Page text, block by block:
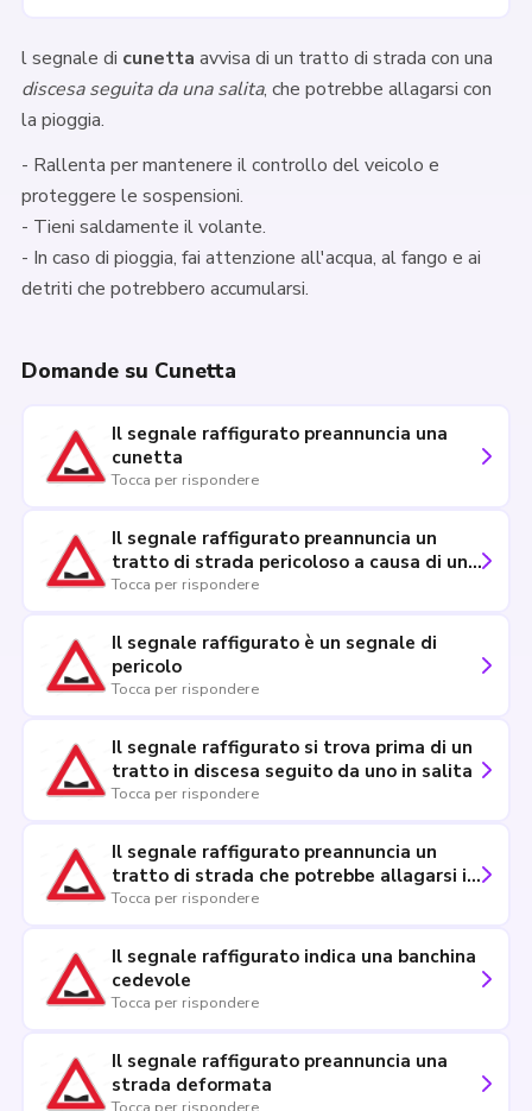
l segnale di cunetta avvisa di un tratto di strada con una
discesa seguita da una salita, che potrebbe allagarsi con
la pioggia.
- Rallenta per mantenere il controllo del veicolo e
proteggere le sospensioni.
- Tieni saldamente il volante.
- In caso di pioggia, fai attenzione all'acqua, al fango e ai
detriti che potrebbero accumularsi.
Domande su Cunetta
Il segnale raffigurato preannuncia una
cunetta
Tocca per rispondere
Il segnale raffigurato preannuncia un
tratto di strada pericoloso a causa di una
cunetta
Tocca per rispondere
Il segnale raffigurato è un segnale di
pericolo
Tocca per rispondere
Il segnale raffigurato si trova prima di un
tratto in discesa seguito da uno in salita
Tocca per rispondere
Il segnale raffigurato preannuncia un
tratto di strada che potrebbe allagarsi in
caso di forti piogge
Tocca per rispondere
Il segnale raffigurato indica una banchina
cedevole
Tocca per rispondere
Il segnale raffigurato preannuncia una
strada deformata